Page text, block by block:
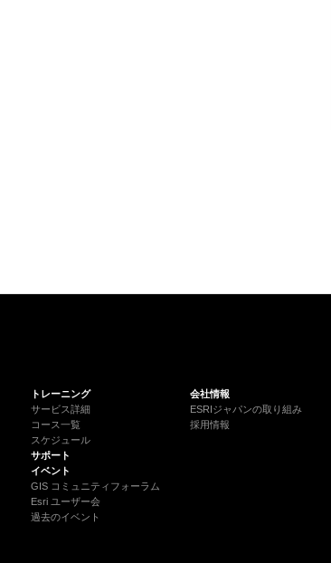
トレーニング
サービス詳細
コース一覧
スケジュール
サポート
イベント
GIS コミュニティフォーラム
Esri ユーザー会
過去のイベント
会社情報
ESRIジャパンの取り組み
採用情報